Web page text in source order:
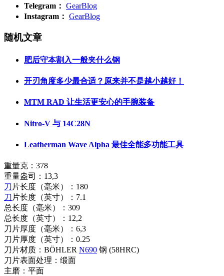
Telegram： GearBlog
Instagram： GearBlog
随机文章
肥后守本割入一般夹什么钢
开刃角度多少最合适？原来并不是越小越好！
MTM RAD 让生活更安心的手腕装备
Nitro-V 与 14C28N
Leatherman Wave Alpha 最佳全能多功能工具
重量克：378
重量盎司：13,3
刀 片长度（毫米）：180
刀 片长度（英寸）：7.1
总长度（毫米）：309
总长度（英寸）：12,2
刀片厚度（毫米）：6,3
刀片厚度（英寸）：0.25
刀片材质：BÖHLER N690 钢 (58HRC)
刀片表面处理：缎面
主磨：平面